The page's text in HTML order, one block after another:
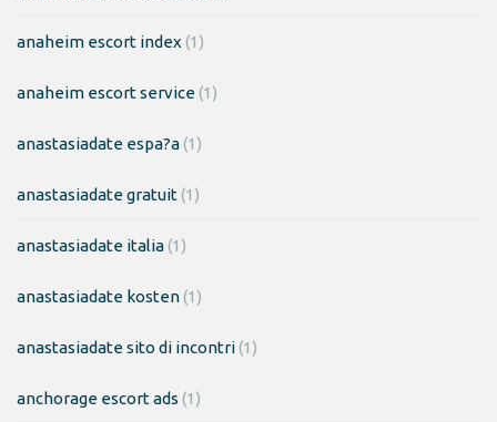
anaheim escort index (1)
anaheim escort service(1)
anastasiadate espa?a(1)
anastasiadate gratuit(1)
anastasiadate italia(1)
anastasiadate kosten(1)
anastasiadate sito di incontri(1)
anchorage escort ads (1)